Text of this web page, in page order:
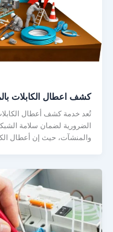
كشف اعطال الكابلات بالمبرز –
تُعد خدمة كشف أعطال
الضرورية لضمان سلامة
والمنشآت، حيث إن أعطال